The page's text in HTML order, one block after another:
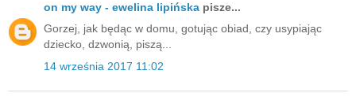
on my way - ewelina lipińska pisze...
Gorzej, jak będąc w domu, gotując obiad, czy usypiając
dziecko, dzwonią, piszą...
14 września 2017 11:02